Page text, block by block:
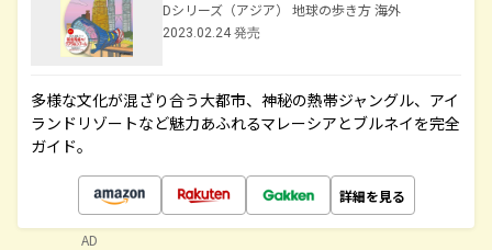
Dシリーズ（アジア） 地球の歩き方 海外
2023.02.24 発売
多様な文化が混ざり合う大都市、神秘の熱帯ジャングル、アイ
ランドリゾートなど魅力あふれるマレーシアとブルネイを完全
ガイド。
詳細を見る
AD